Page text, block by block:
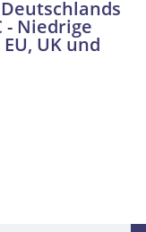
- Niedrige
UK und